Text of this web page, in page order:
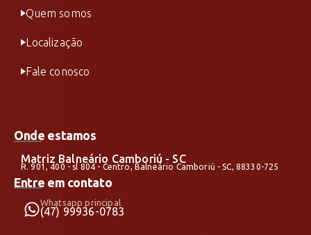
Quem somos
Localização
Fale conosco
Onde estamos
Matriz Balneário Camboriú - SC
R. 901, 400 - sl 804 - Centro, Balneário Camboriú - SC, 88330-725
Entre em contato
Whatsapp principal
(47) 99936-0783